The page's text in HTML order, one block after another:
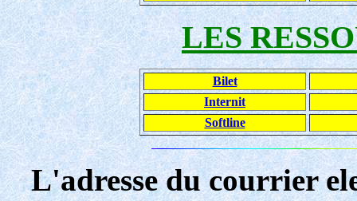
LES
Bilet
Internit
Softline
L'adresse du courrier